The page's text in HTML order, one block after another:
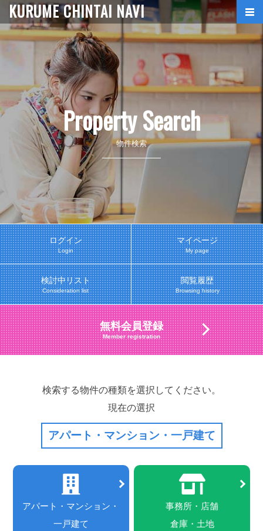
KURUME CHINTAI NAVI
Property Search
物件検索
ログイン
Login
マイページ
My page
検討中リスト
Consideration list
閲覧履歴
Browsing history
無料会員登録
Member registration
検索する物件の種類を選択してください。
現在の選択
アパート・マンション・一戸建て
アパート・マンション・
一戸建て
事務所・店舗
倉庫・土地